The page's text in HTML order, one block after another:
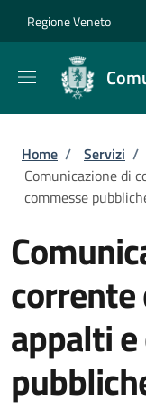
Regione Veneto
Briciole
Home / Servizi /
Comunicazione di
commesse
corrente
appalti